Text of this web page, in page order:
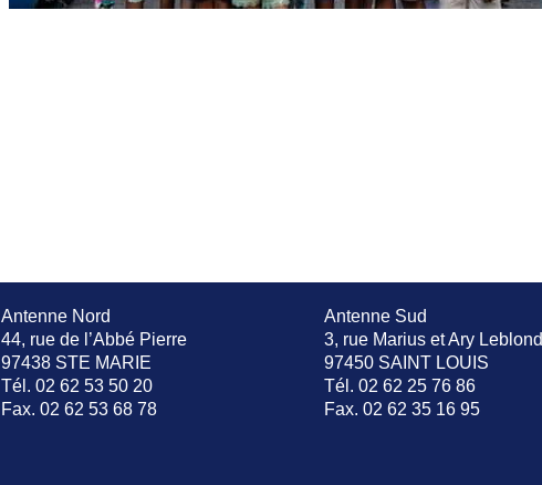
Antenne Nord
44, rue de l’Abbé Pierre
97438 STE MARIE
Tél. 02 62 53 50 20
Fax. 02 62 53 68 78
Antenne Sud
3, rue Marius et Ary Leblond
97450 SAINT LOUIS
Tél. 02 62 25 76 86
Fax. 02 62 35 16 95